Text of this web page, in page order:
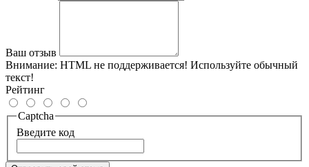
Ваш отзыв
Внимание: HTML не поддерживается! Используйте обычный
текст!
Рейтинг
Captcha
Введите код